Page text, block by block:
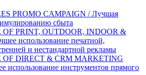
PROMO CAMPAIGN / Лучшая
сбыта
OF PRINT, OUTDOOR, INDOOR &
использование печатной,
и нестандартной рекламы
OF DIRECT & CRM MARKETING
использование инструментов прямого